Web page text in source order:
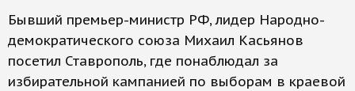
Бывший премьер-министр РФ, лидер Народно-
демократического союза Михаил Касьянов
посетил Ставрополь, где понаблюдал за
избирательной кампанией по выборам в краевой